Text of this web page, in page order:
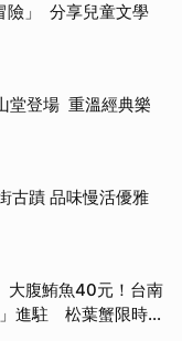
險」 分享兒童文學
堂登場 重溫經典樂
古蹟 品味慢活優雅
大腹鮪魚40元！台南
進駐 松葉蟹限時上